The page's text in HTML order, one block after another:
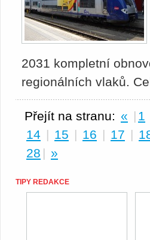
2031 kompletní
regionálních vlaků.
Přejít na stranu: « | 1
14 | 15 | 16 | 17 |
28 | »
TIPY REDAKCE